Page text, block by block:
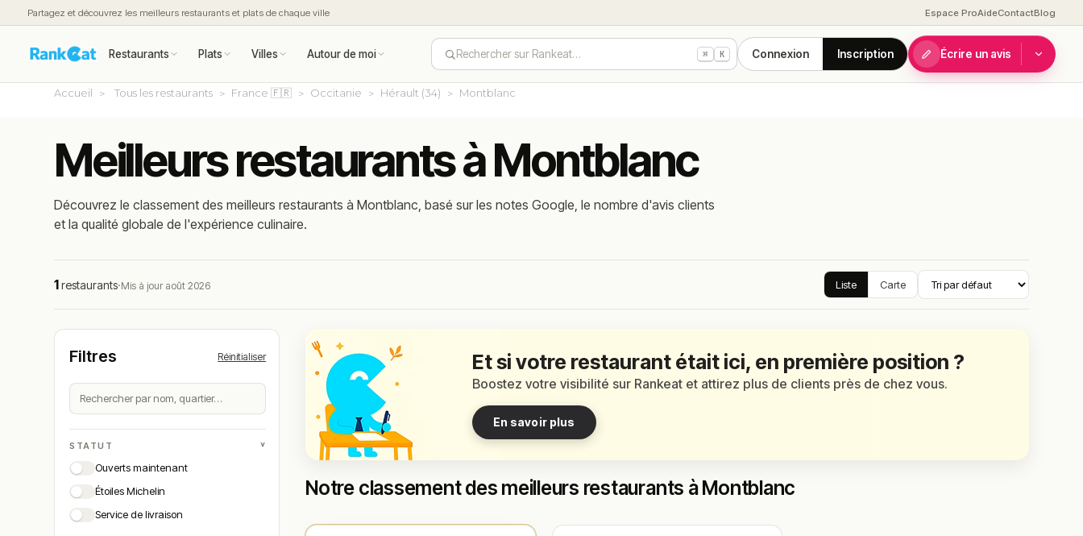
Partagez et découvrez les meilleurs restaurants et plats de chaque ville Espace ProAideContactBlog
Restaurants Plats Villes Autour de moi Rechercher sur Rankeat… ⌘ K Connexion Inscription Écrire un avis
Accueil Tous les restaurants France 🇫🇷 Occitanie Hérault (34) Montblanc
Meilleurs restaurants à Montblanc
Découvrez le classement des meilleurs restaurants à Montblanc, basé sur les notes Google, le nombre d'avis clients
et la qualité globale de l'expérience culinaire.
1restaurants·Mis à jour août 2026 Liste Carte
Filtres Réinitialiser
STATUT ˅
Ouverts maintenant
Étoiles Michelin
Service de livraison
Et si votre restaurant était ici, en première position ?
Boostez votre visibilité sur Rankeat et attirez plus de clients près de chez vous.
En savoir plus
Notre classement des meilleurs restaurants à Montblanc